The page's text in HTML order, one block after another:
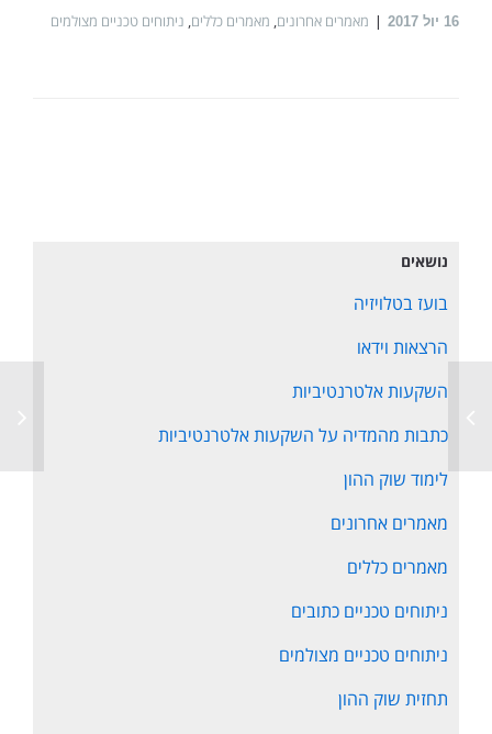
16 יול 2017 מאמרים אחרונים, מאמרים כללים, ניתוחים טכניים מצולמים
נושאים
בועז בטלויזיה
הרצאות וידאו
השקעות אלטרנטיביות
כתבות מהמדיה על השקעות אלטרנטיביות
לימוד שוק ההון
מאמרים אחרונים
מאמרים כללים
ניתוחים טכניים כתובים
ניתוחים טכניים מצולמים
תחזית שוק ההון